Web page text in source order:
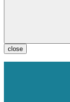
close